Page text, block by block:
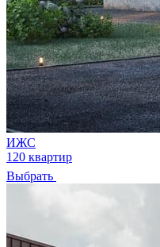
ИЖС
120 квартир
Выбрать